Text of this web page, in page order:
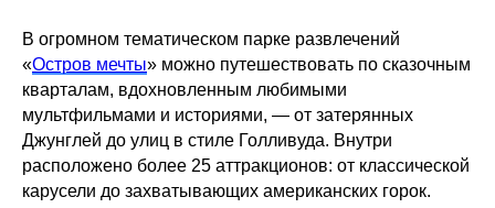
В огромном тематическом парке развлечений
«Остров мечты» можно путешествовать по сказочным
кварталам, вдохновленным любимыми
мультфильмами и историями, — от затерянных
Джунглей до улиц в стиле Голливуда. Внутри
расположено более 25 аттракционов: от классической
карусели до захватывающих американских горок.